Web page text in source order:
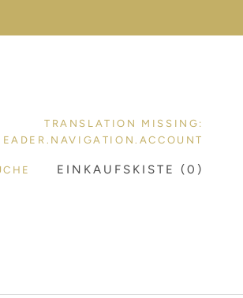
TRANSLATION MISSING:
EINKAUFSKISTE (0 )